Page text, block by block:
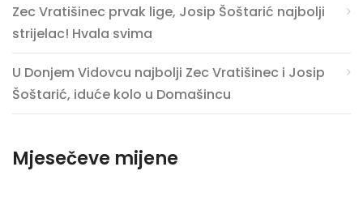
Zec Vratišinec prvak lige, Josip Šoštarić najbolji
strijelac! Hvala svima
U Donjem Vidovcu najbolji Zec Vratišinec i Josip
Šoštarić, iduće kolo u Domašincu
Mjesečeve mijene